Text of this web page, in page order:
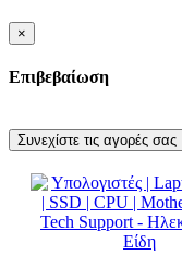
×
Επιβεβαίωση
Συνεχίστε τις αγορές σας